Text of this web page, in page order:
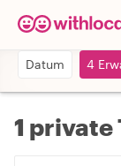
Datum 4
1